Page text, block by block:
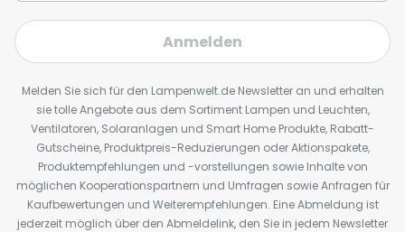
Anmelden
Melden Sie sich für den Lampenwelt.de Newsletter an und erhalten
sie tolle Angebote aus dem Sortiment Lampen und Leuchten,
Ventilatoren, Solaranlagen und Smart Home Produkte, Rabatt-
Gutscheine, Produktpreis-Reduzierungen oder Aktionspakete,
Produktempfehlungen und -vorstellungen sowie Inhalte von
möglichen Kooperationspartnern und Umfragen sowie Anfragen für
Kaufbewertungen und Weiterempfehlungen. Eine Abmeldung ist
jederzeit möglich über den Abmeldelink, den Sie in jedem Newsletter